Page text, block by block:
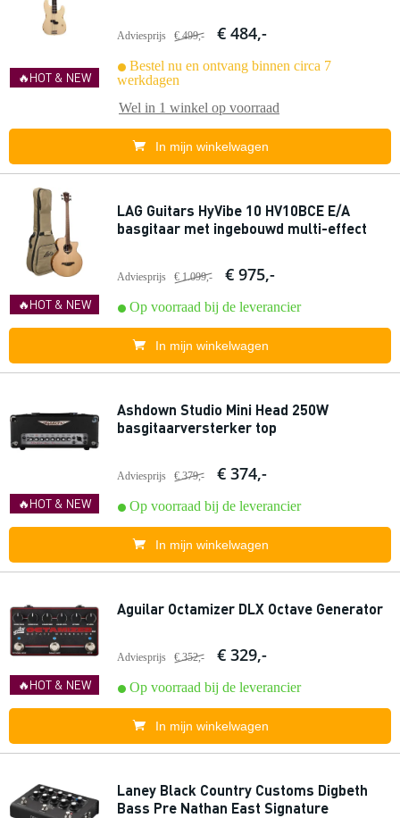
🔥HOT & NEW
Adviesprijs € 499,- € 484,-
Bestel nu en ontvang binnen circa 7
werkdagen
Wel in 1 winkel op voorraad
In mijn winkelwagen
🔥HOT & NEW
LAG Guitars HyVibe 10 HV10BCE E/A
basgitaar met ingebouwd multi-effect
Adviesprijs € 1.099,- € 975,-
Op voorraad bij de leverancier
In mijn winkelwagen
🔥HOT & NEW
Ashdown Studio Mini Head 250W
basgitaarversterker top
Adviesprijs € 379,- € 374,-
Op voorraad bij de leverancier
In mijn winkelwagen
🔥HOT & NEW
Aguilar Octamizer DLX Octave Generator
Adviesprijs € 352,- € 329,-
Op voorraad bij de leverancier
In mijn winkelwagen
Laney Black Country Customs Digbeth
Bass Pre Nathan East Signature